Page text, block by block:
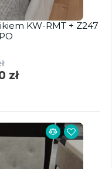
KW-RMT + Z247
zł